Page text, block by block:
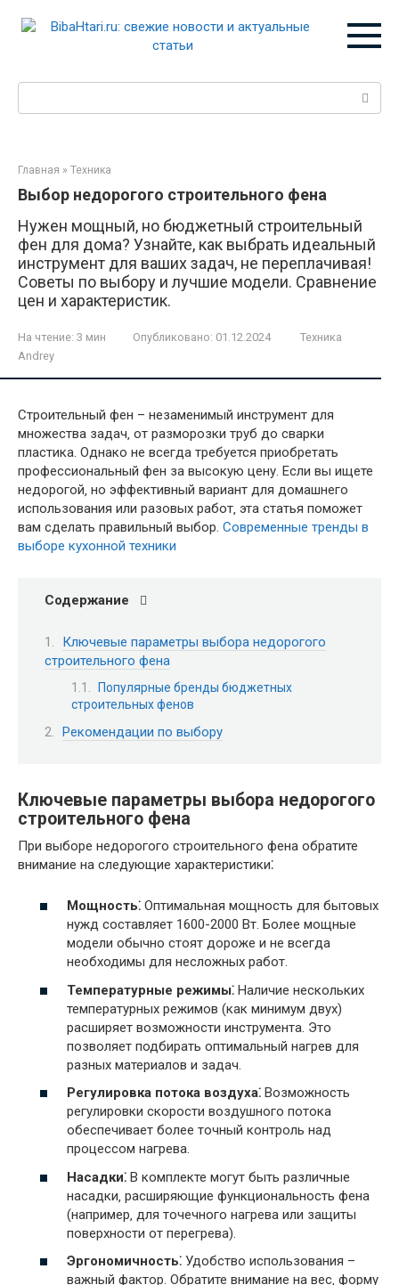
Главная » Техника
Выбор недорогого строительного фена
Нужен мощный, но бюджетный строительный
фен для дома? Узнайте, как выбрать идеальный
инструмент для ваших задач, не переплачивая!
Советы по выбору и лучшие модели. Сравнение
цен и характеристик.
На чтение: 3 мин Опубликовано: 01.12.2024
Техника
Andrey
Строительный фен – незаменимый инструмент для
множества задач‚ от разморозки труб до сварки
пластика. Однако не всегда требуется приобретать
профессиональный фен за высокую цену. Если вы ищете
недорогой‚ но эффективный вариант для домашнего
использования или разовых работ‚ эта статья поможет
вам сделать правильный выбор. Современные тренды в
выборе кухонной техники
Содержание
Ключевые параметры выбора недорогого
строительного фена
Популярные бренды бюджетных
строительных фенов
Рекомендации по выбору
Ключевые параметры выбора недорогого
строительного фена
При выборе недорогого строительного фена обратите
внимание на следующие характеристики⁚
Мощность⁚ Оптимальная мощность для бытовых
нужд составляет 1600-2000 Вт. Более мощные
модели обычно стоят дороже и не всегда
необходимы для несложных работ.
Температурные режимы⁚ Наличие нескольких
температурных режимов (как минимум двух)
расширяет возможности инструмента. Это
позволяет подбирать оптимальный нагрев для
разных материалов и задач.
Регулировка потока воздуха⁚ Возможность
регулировки скорости воздушного потока
обеспечивает более точный контроль над
процессом нагрева.
Насадки⁚ В комплекте могут быть различные
насадки‚ расширяющие функциональность фена
(например‚ для точечного нагрева или защиты
поверхности от перегрева).
Эргономичность⁚ Удобство использования –
важный фактор. Обратите внимание на вес‚ форму